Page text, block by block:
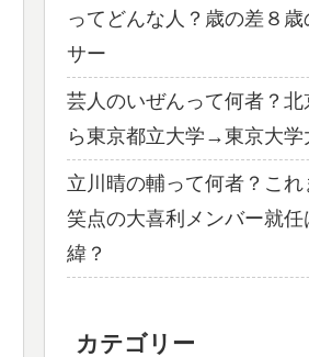
ってどんな人？歳の差８
サー
芸人のいぜんって何者？
ら東京都立大学→東京大学
立川晴の輔って何者？こ
笑点の大喜利メンバー就任
緯？
カテゴリー